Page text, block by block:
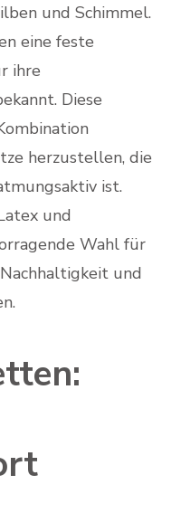
und Schimmel.
eine feste
ihre
Diese
herzustellen, die
ist.
und
Wahl für
und